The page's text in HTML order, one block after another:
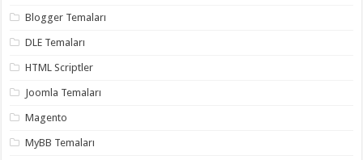
Blogger Temaları
DLE Temaları
HTML Scriptler
Joomla Temaları
Magento
MyBB Temaları